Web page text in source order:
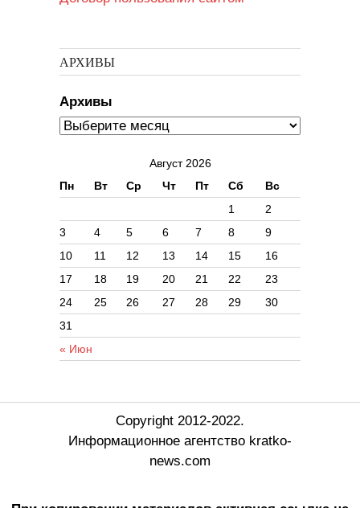
АРХИВЫ
Архивы
Август 2026
Пн
Вт Ср Чт Пт Сб Вс
« Июн
1
2
3
4 5 6 7 8
9
10
11 12 13 14 15
16
17
18 19 20 21 22
23
24
25 26 27 28 29
30
31
Copyright 2012-2022.
Информационное агентство kratko-
news.com